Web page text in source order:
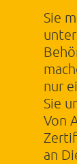
E-Mail Adresse
Sie
nur
Sie
Von
an